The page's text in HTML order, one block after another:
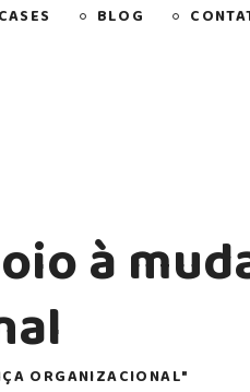
CASES BLOG
à
ORGANIZACIONAL"